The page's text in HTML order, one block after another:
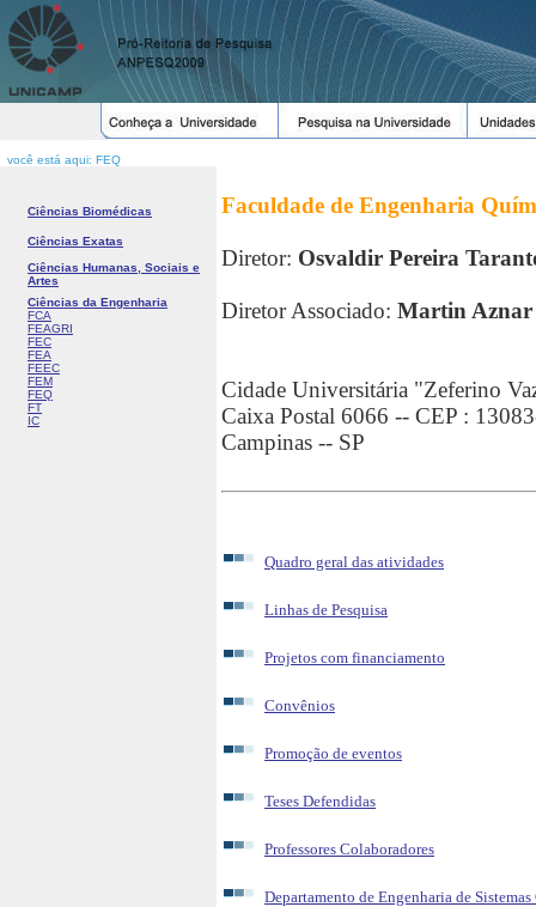
você está aqui: FEQ
Ciências Biomédicas
Ciências Exatas
Ciências Humanas, Sociais e
Artes
Ciências da Engenharia
FCA
FEAGRI
FEC
FEA
FEEC
FEM
FEQ
FT
IC
Faculdade de Engenharia
Diretor: Osvaldir Pereira
Diretor Associado: Martin Aznar
Cidade Universitária "Zeferino
Caixa Postal 6066 -- CEP :
Campinas -- SP
Quadro geral das atividades
Linhas de Pesquisa
Projetos com financiamento
Convênios
Promoção de eventos
Teses Defendidas
Professores Colaboradores
Departamento de Engenharia de